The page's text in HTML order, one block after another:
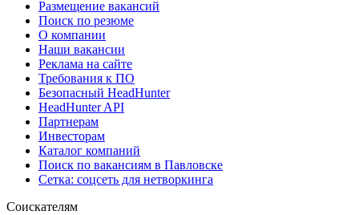
Размещение вакансий
Поиск по резюме
О компании
Наши вакансии
Реклама на сайте
Требования к ПО
Безопасный HeadHunter
HeadHunter API
Партнерам
Инвесторам
Каталог компаний
Поиск по вакансиям в Павловске
Сетка: соцсеть для нетворкинга
Соискателям